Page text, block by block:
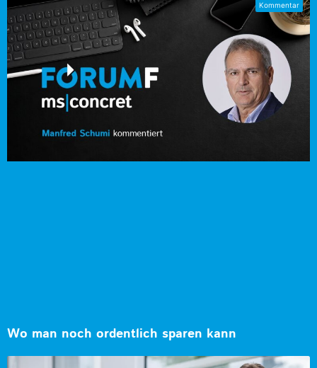
Wo man noch ordentlich sparen kann